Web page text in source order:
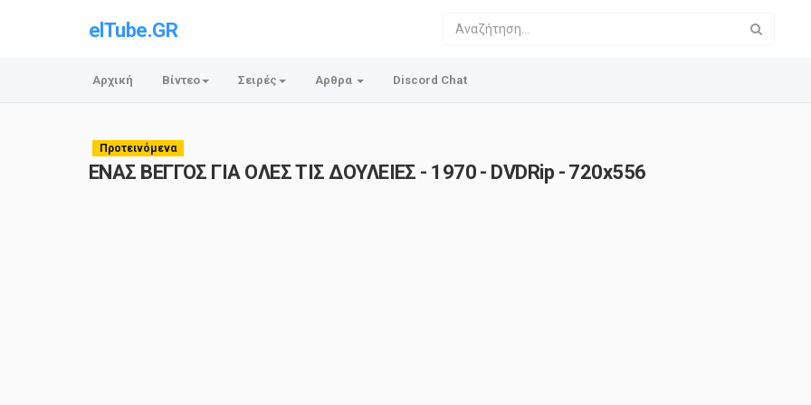
elTube.GR
Αρχική Βίντεο Σειρές Αρθρα Discord Chat
Προτεινόμενα
ΕΝΑΣ ΒΕΓΓΟΣ ΓΙΑ ΟΛΕΣ ΤΙΣ ΔΟΥΛΕΙΕΣ - 1970 - DVDRip - 720x556